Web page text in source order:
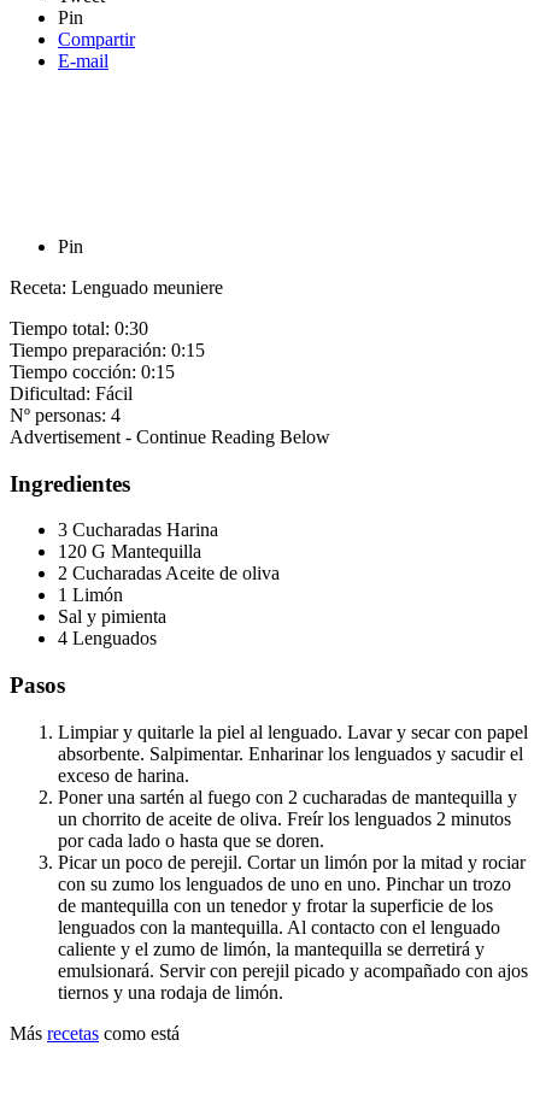
Pin
Compartir
E-mail
Pin
Receta: Lenguado meuniere
Tiempo total: 0:30
Tiempo preparación: 0:15
Tiempo cocción: 0:15
Dificultad: Fácil
Nº personas: 4
Advertisement - Continue Reading Below
Ingredientes
3 Cucharadas Harina
120 G Mantequilla
2 Cucharadas Aceite de oliva
1 Limón
Sal y pimienta
4 Lenguados
Pasos
Limpiar y quitarle la piel al lenguado. Lavar y secar con papel
absorbente. Salpimentar. Enharinar los lenguados y sacudir el
exceso de harina.
Poner una sartén al fuego con 2 cucharadas de mantequilla y
un chorrito de aceite de oliva. Freír los lenguados 2 minutos
por cada lado o hasta que se doren.
Picar un poco de perejil. Cortar un limón por la mitad y rociar
con su zumo los lenguados de uno en uno. Pinchar un trozo
de mantequilla con un tenedor y frotar la superficie de los
lenguados con la mantequilla. Al contacto con el lenguado
caliente y el zumo de limón, la mantequilla se derretirá y
emulsionará. Servir con perejil picado y acompañado con ajos
tiernos y una rodaja de limón.
Más recetas como está